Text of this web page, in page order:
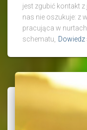
jest zgubić kontakt
nas nie oszukuje: z
pracująca w
schematu,
Dowiedz